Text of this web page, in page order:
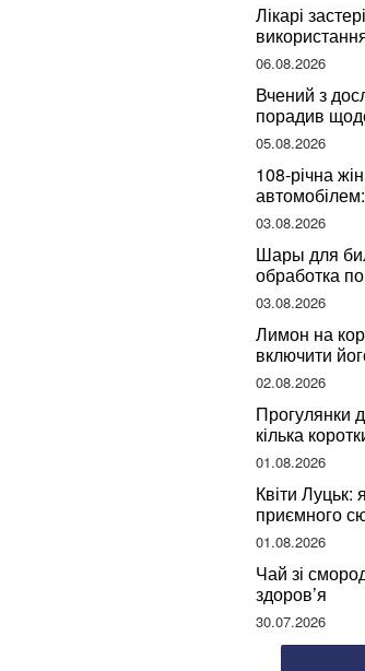
Лікарі
може
здоров’я
06.08.2026
Вчений з
порадив
мозкової
05.08.2026
108-річна
автомобілем:
допомогли їй
03.08.2026
Шары для
обработка
динамику игры
03.08.2026
Лимон на
включити
02.08.2026
Прогулянки
кілька
01.08.2026
Квіти Луцьк:
приємного
01.08.2026
Чай зі
здоров’я
30.07.2026